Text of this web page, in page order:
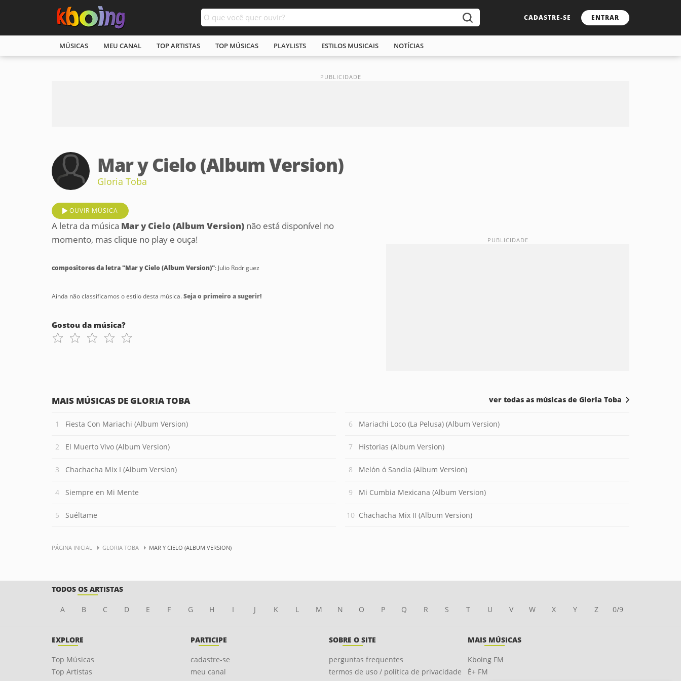
CADASTRE-SE ENTRAR
MÚSICAS MEU CANAL TOP ARTISTAS TOP MÚSICAS PLAYLISTS ESTILOS MUSICAIS NOTÍCIAS
Mar y Cielo (Album Version)
Gloria Toba
OUVIR MÚSICA
A letra da música Mar y Cielo (Album Version) não está disponível no
momento, mas clique no play e ouça!
compositores da letra "Mar y Cielo (Album Version)": Julio Rodriguez
Ainda não classificamos o estilo desta música.Seja o primeiro a sugerir!
Gostou da música?
MAIS MÚSICAS DE GLORIA TOBA
Fiesta Con Mariachi (Album Version)
El Muerto Vivo (Album Version)
Chachacha Mix I (Album Version)
Siempre en Mi Mente
Suéltame
Mariachi Loco (La Pelusa) (Album Version)
Historias (Album Version)
Melón ó Sandia (Album Version)
Mi Cumbia Mexicana (Album Version)
Chachacha Mix II (Album Version)
ver todas as músicas de Gloria Toba
PÁGINA INICIAL GLORIA TOBA MAR Y CIELO (ALBUM VERSION)
TODOS OS ARTISTAS
A B C D E F G H I J K L M N O P Q R S T U V W X Y Z 0/9
EXPLORE
Top Músicas
Top Artistas
PARTICIPE
cadastre-se
meu canal
SOBRE O SITE
perguntas frequentes
termos de uso / política de privacidade
MAIS MÚSICAS
Kboing FM
É+ FM